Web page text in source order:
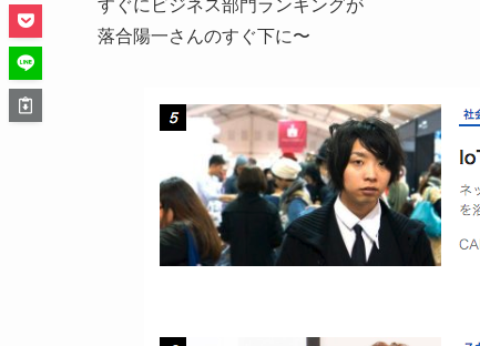
すぐにビジネス部門ランキングが
落合陽一さんのすぐ下に〜